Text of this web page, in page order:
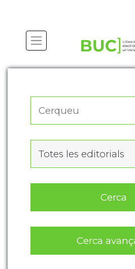
Totes les editorials
Cerca
Cerca